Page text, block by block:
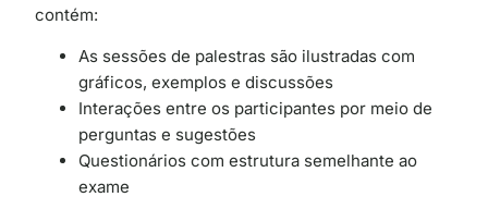
contém:
As sessões de palestras são ilustradas com
gráficos, exemplos e discussões
Interações entre os participantes por meio de
perguntas e sugestões
Questionários com estrutura semelhante ao
exame